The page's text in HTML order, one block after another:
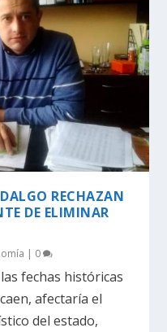
RECHAZAN
DE ELIMINAR
| 0
fechas históricas
afectaría el
del estado,